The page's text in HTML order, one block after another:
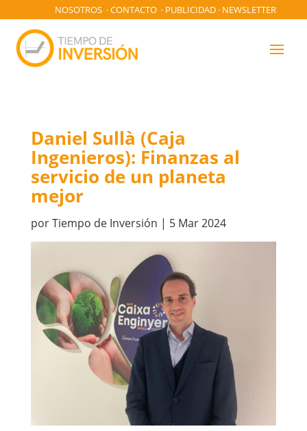
NOSOTROS ·CONTACTO · PUBLICIDAD · NEWSLETTER
Daniel Sullà (Caja
Ingenieros): Finanzas al
servicio de un planeta
mejor
porTiempo de Inversión | 5 Mar 2024